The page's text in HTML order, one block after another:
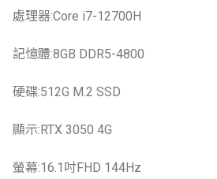
處理器:Core i7-12700H
記憶體:8GB DDR5-4800
硬碟:512G M.2 SSD
顯示:RTX 3050 4G
螢幕:16.1吋FHD 144Hz